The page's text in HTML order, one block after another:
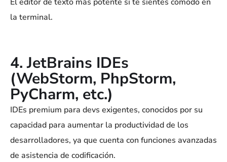
la terminal.
4. JetBrains IDEs
(WebStorm, PhpStorm,
PyCharm, etc.)
IDEs premium para devs exigentes, conocidos por su
capacidad para aumentar la productividad de los
desarrolladores, ya que cuenta con funciones avanzadas
de asistencia de codificación.